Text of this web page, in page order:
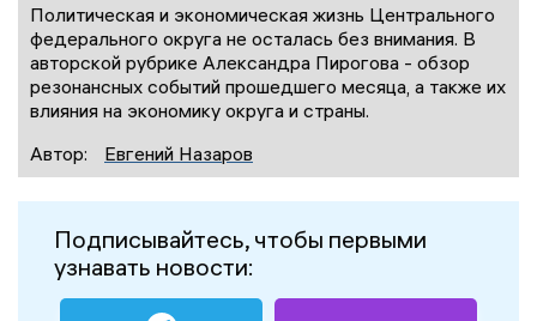
Политическая и экономическая жизнь Центрального
федерального округа не осталась без внимания. В
авторской рубрике Александра Пирогова - обзор
резонансных событий прошедшего месяца, а также их
влияния на экономику округа и страны.
Автор:
Евгений Назаров
Подписывайтесь, чтобы первыми
узнавать новости: